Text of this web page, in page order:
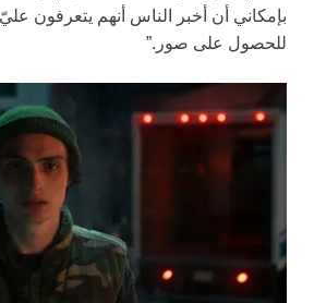
بإمكاني أن أخبر الناس أنهم يتعرفون عليّ،
للحصول على صور.”